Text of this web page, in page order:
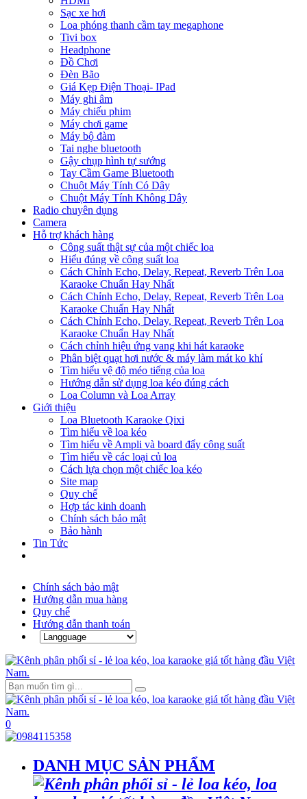
Sạc xe hơi
Loa phóng thanh cầm tay megaphone
Tivi box
Headphone
Đồ Chơi
Đèn Bão
Giá Kẹp Điện Thoại- IPad
Máy ghi âm
Máy chiếu phim
Máy chơi game
Máy bộ đàm
Tai nghe bluetooth
Gậy chụp hình tự sướng
Tay Cầm Game Bluetooth
Chuột Máy Tính Có Dây
Chuột Máy Tính Không Dây
Radio chuyên dụng
Camera
Hỗ trợ khách hàng
Công suất thật sự của một chiếc loa
Hiểu đúng về công suất loa
Cách Chỉnh Echo, Delay, Repeat, Reverb Trên Loa
Karaoke Chuẩn Hay Nhất
Cách Chỉnh Echo, Delay, Repeat, Reverb Trên Loa
Karaoke Chuẩn Hay Nhất
Cách Chỉnh Echo, Delay, Repeat, Reverb Trên Loa
Karaoke Chuẩn Hay Nhất
Cách chỉnh hiệu ứng vang khi hát karaoke
Phân biệt quạt hơi nước & máy làm mát ko khí
Tìm hiểu vệ độ méo tiếng của loa
Hướng dẫn sử dụng loa kéo đúng cách
Loa Column và Loa Array
Giới thiệu
Loa Bluetooth Karaoke Qixi
Tìm hiểu về loa kéo
Tìm hiểu về Ampli và board đẩy công suất
Tìm hiểu về các loại củ loa
Cách lựa chọn một chiếc loa kéo
Site map
Quy chế
Hợp tác kinh doanh
Chính sách bảo mật
Bảo hành
Tin Tức
Chính sách bảo mật
Hướng dẫn mua hàng
Quy chế
Hướng dẫn thanh toán
0
DANH MỤC SẢN PHẨM